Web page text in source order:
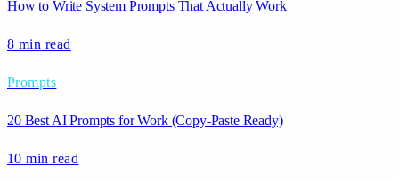
How to Write System Prompts That Actually Work
8 min read
Prompts
20 Best AI Prompts for Work (Copy-Paste Ready)
10 min read